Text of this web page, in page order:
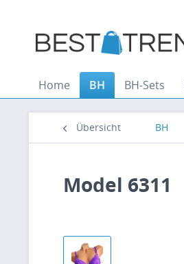
Home BH BH-Sets
Übersicht BH
Model 6311